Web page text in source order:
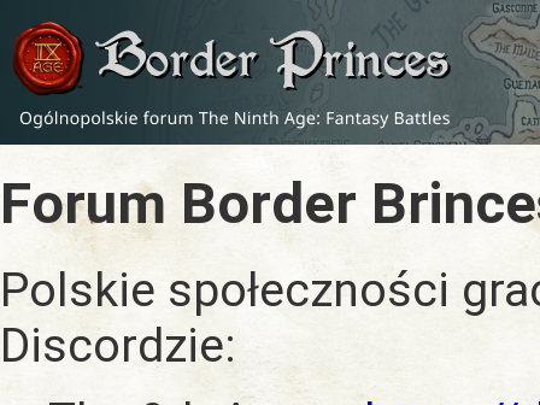
Forum Border
Polskie społeczności
Discordzie: